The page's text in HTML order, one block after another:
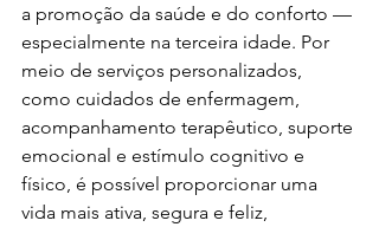
a promoção da saúde e do conforto —
especialmente na terceira idade. Por
meio de serviços personalizados,
como cuidados de enfermagem,
acompanhamento terapêutico, suporte
emocional e estímulo cognitivo e
físico, é possível proporcionar uma
vida mais ativa, segura e feliz,